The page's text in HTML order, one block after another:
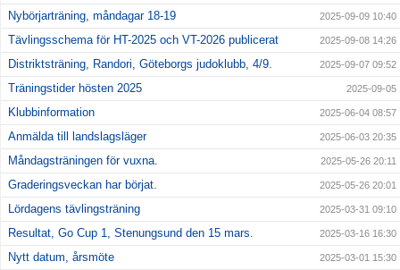
Nybörjarträning, måndagar 18-19 2025-09-09 10:40
Tävlingsschema för HT-2025 och VT-2026 publicerat 2025-09-08 14:26
Distriktsträning, Randori, Göteborgs judoklubb, 4/9. 2025-09-07 09:52
Träningstider hösten 2025 2025-09-05
Klubbinformation 2025-06-04 08:57
Anmälda till landslagsläger 2025-06-03 20:35
Måndagsträningen för vuxna. 2025-05-26 20:11
Graderingsveckan har börjat. 2025-05-26 20:01
Lördagens tävlingsträning 2025-03-31 09:10
Resultat, Go Cup 1, Stenungsund den 15 mars. 2025-03-16 16:30
Nytt datum, årsmöte 2025-03-01 15:30